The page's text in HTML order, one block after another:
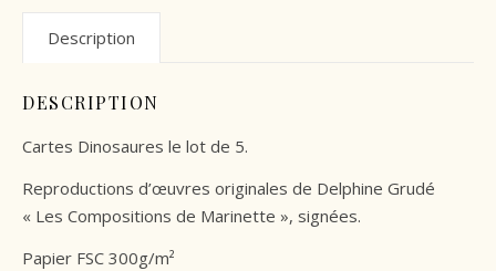
Description
DESCRIPTION
Cartes Dinosaures le lot de 5.
Reproductions d’œuvres originales de Delphine Grudé
« Les Compositions de Marinette », signées.
Papier FSC 300g/m²